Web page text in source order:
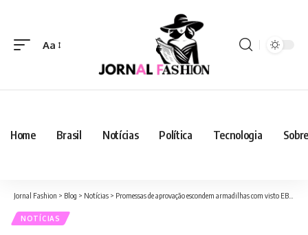
Aa
Home Brasil Notícias Política Tecnologia
Jornal Fashion > Blog > Notícias > Promessas de aprovação escondem armadilhas com visto EB-2 NIW
NOTÍCIAS